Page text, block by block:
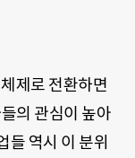
제로 전환하면
의 관심이 높아
들 역시 이 분위